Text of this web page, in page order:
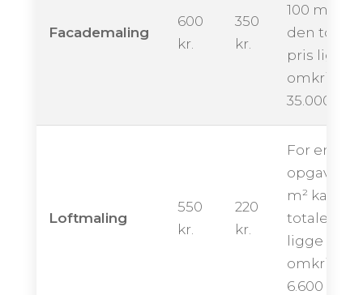
Facademaling
600
kr.
350
kr.
100 m² kan
den totale
pris ligge
omkring
35.000
Loftmaling
550
kr.
220
kr.
For en
opgave på
m² kan
totale pris
ligge
omkring
6.600